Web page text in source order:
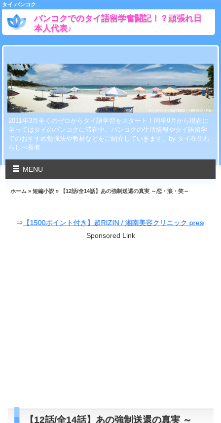
タイ バンコク
バンコクでのタイ語留学奮闘記！？頑張れ日
本人代表♪
2011年3月全くのゼロからタイ語学習をスタート！同年9月から現在に
至ってはタイのバンコクに滞在中。バンコクの生活情報やタイ語留学
でのおすすめ勉強法や教材などをご紹介していきます。by タイ在住わ
らしべ長者
MENU
ホーム »短編小説 » 【12話/全14話】あの強制送還の真実 ～恋・涙・笑～
ポイント付き】超RIZIN / 湘南美容クリニック presents RIZIN.38
Sponsored Link
【12話/全14話】あの強制送還の真実 ～